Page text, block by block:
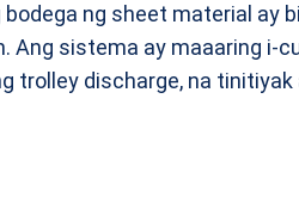
ng sheet material
Ang sistema ay maaaring i-
trolley discharge, na